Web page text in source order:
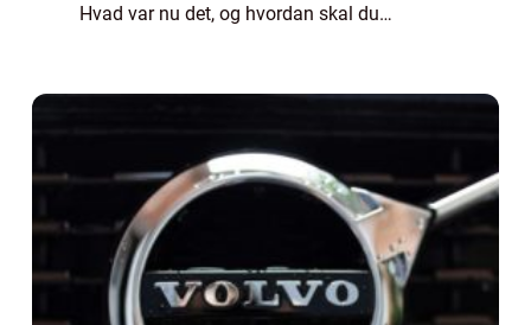
Hvad var nu det, og hvordan skal du